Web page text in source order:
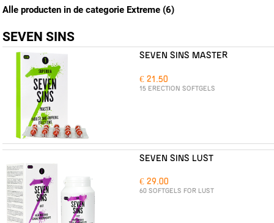
Alle producten in de categorie Extreme (6)
SEVEN SINS
SEVEN SINS MASTER
€ 21.50
15 ERECTION SOFTGELS
SEVEN SINS LUST
€ 29.00
60 SOFTGELS FOR LUST